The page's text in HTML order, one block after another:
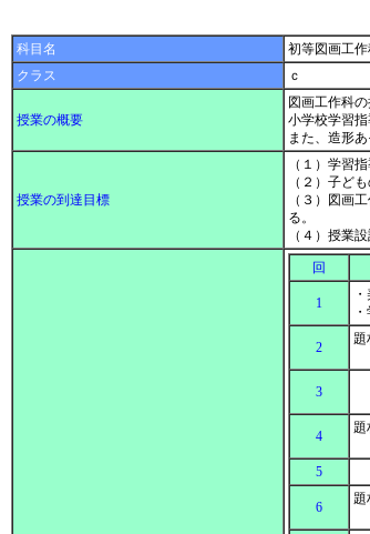
科目名
初等図画工
クラス
ｃ
授業の概要
図画工作科
小学校学習
また、造形
授業の到達目標
（１）学習
（２）子ど
（３）図画
る。
（４）授業
回
1
2
題
3
4
題
5
6
題